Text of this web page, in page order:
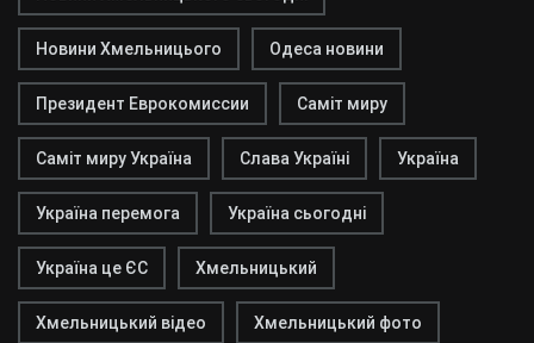
Новини Хмельницього Одеса новини
Президент Еврокомиссии Саміт миру
Саміт миру Україна Слава Україні Україна
Україна перемога Україна сьогодні
Україна це ЄС Хмельницький
Хмельницький відео Хмельницький фото